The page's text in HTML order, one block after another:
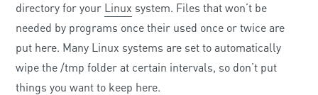
directory for your Linux system. Files that won’t be
needed by programs once their used once or twice are
put here. Many Linux systems are set to automatically
wipe the /tmp folder at certain intervals, so don’t put
things you want to keep here.